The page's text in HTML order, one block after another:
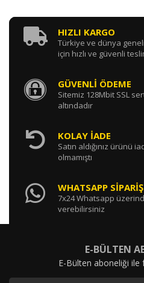
HIZLI KARGO
Türkiye ve dünya
için hızlı ve güvenli
GÜVENLİ ÖDEME
Sitemiz 128Mbit SSL
altındadır
KOLAY İADE
Satın aldığınız ürünü
olmamıştı
WHATSAPP SİPARİŞ
7x24 Whatsapp
verebilirsiniz
E-BÜLTEN
E-Bülten aboneliği ile